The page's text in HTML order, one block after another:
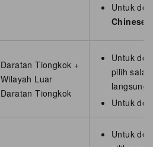
Untuk
Chinese
Daratan Tiongkok +
Wilayah Luar
Daratan Tiongkok
Untuk
pilih
langsung
Untuk
Untuk